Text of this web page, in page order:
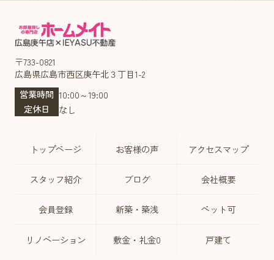
〒733-0821
広島県広島市西区庚午北３丁目1-2
営業時間 10:00～19:00
定休日
なし
トップページ お客様の声 アクセスマップ
スタッフ紹介 ブログ 会社概要
会員登録 新築・築浅 ペット可
リノベーション 敷金・礼金0 戸建て